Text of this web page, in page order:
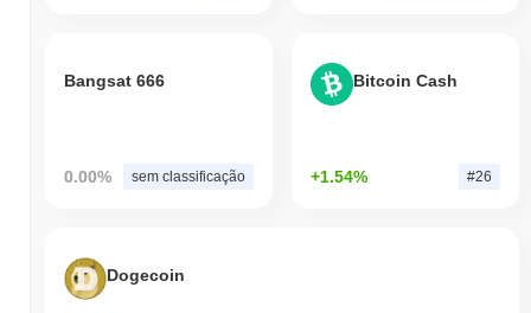
Bangsat 666
0.00% sem classificação
Bitcoin Cash
+1.54% #26
Dogecoin